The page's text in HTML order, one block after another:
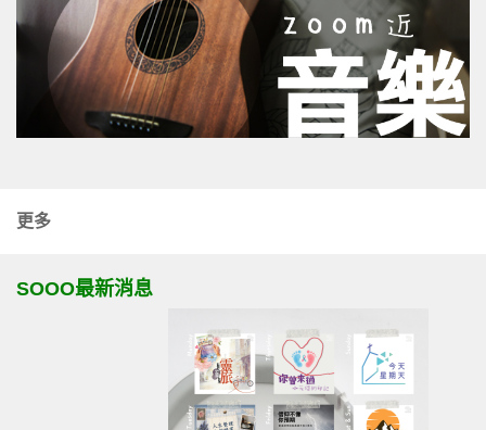
更多
SOOO最新消息